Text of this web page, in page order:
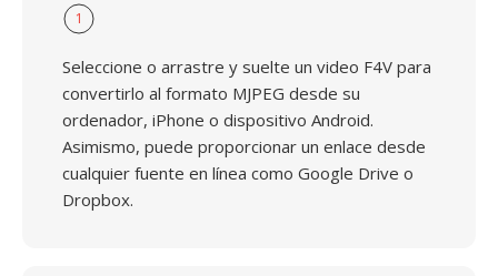
1
Seleccione o arrastre y suelte un video F4V para
convertirlo al formato MJPEG desde su
ordenador, iPhone o dispositivo Android.
Asimismo, puede proporcionar un enlace desde
cualquier fuente en línea como Google Drive o
Dropbox.